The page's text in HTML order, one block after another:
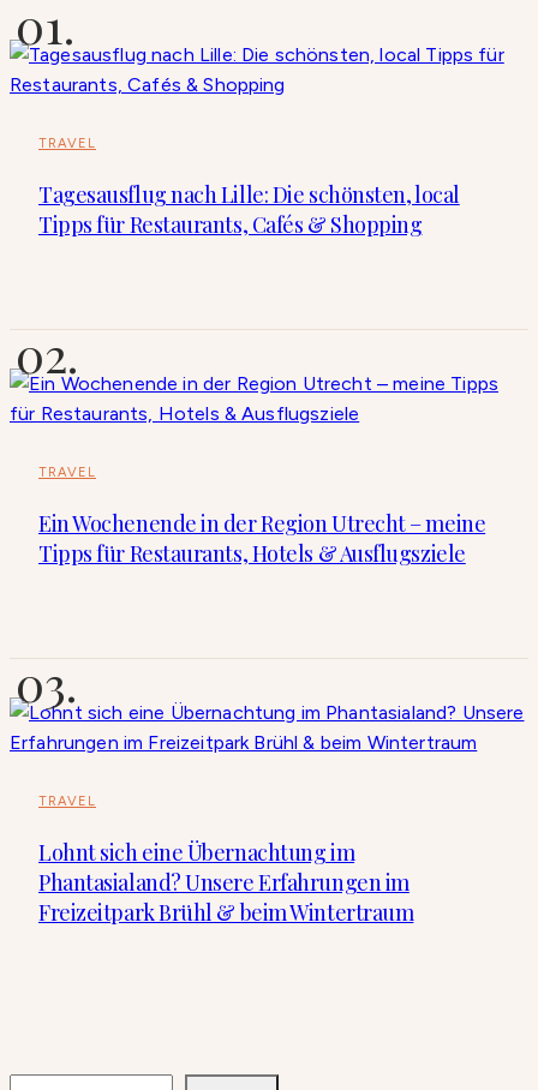
TRAVEL
Tagesausflug nach Lille: Die schönsten, local
Tipps für Restaurants, Cafés & Shopping
TRAVEL
Ein Wochenende in der Region Utrecht – meine
Tipps für Restaurants, Hotels & Ausflugsziele
TRAVEL
Lohnt sich eine Übernachtung im
Phantasialand? Unsere Erfahrungen im
Freizeitpark Brühl & beim Wintertraum